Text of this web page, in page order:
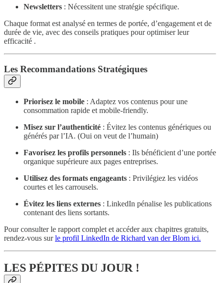
Newsletters : Nécessitent une stratégie spécifique.
Chaque format est analysé en termes de portée, d’engagement et de
durée de vie, avec des conseils pratiques pour optimiser leur
efficacité .
Les Recommandations Stratégiques
Priorisez le mobile : Adaptez vos contenus pour une
consommation rapide et mobile-friendly.
Misez sur l’authenticité : Évitez les contenus génériques ou
générés par l’IA. (Oui on veut de l’humain)
Favorisez les profils personnels : Ils bénéficient d’une portée
organique supérieure aux pages entreprises.
Utilisez des formats engageants : Privilégiez les vidéos
courtes et les carrousels.
Évitez les liens externes : LinkedIn pénalise les publications
contenant des liens sortants.
Pour consulter le rapport complet et accéder aux chapitres gratuits,
rendez-vous surle profil LinkedIn de Richard van der Blom ici.
LES PÉPITES DU JOUR !